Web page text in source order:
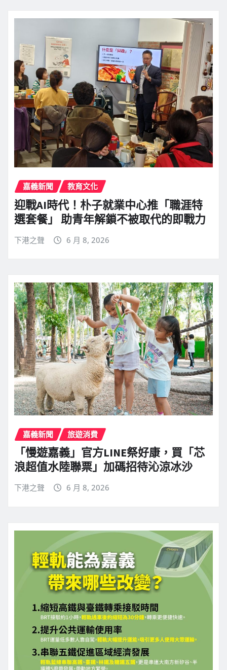
嘉義新聞 教育文化
迎戰AI時代！朴子就業中心推「職涯特
選套餐」 助青年解鎖不被取代的即戰力
下港之聲 6 月 8, 2026
嘉義新聞 旅遊消費
「慢遊嘉義」官方LINE祭好康，買「芯
浪超值水陸聯票」加碼招待沁涼冰沙
下港之聲 6 月 8, 2026